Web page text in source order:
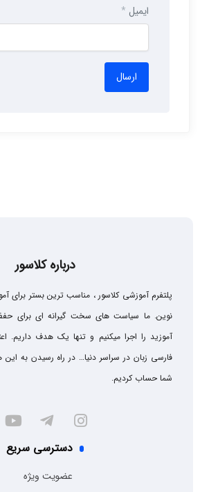
ایمیل *
درباره کلاسور
پلتفرم آموزشی کلاسور ، مناسب ترین بستر برای
نوین. ما سیاست های سخت گیرانه ای برای
آموزید را اجرا میکنیم و تنها یک هدف داریم.
فارسی زبان در سراسر دنیا… در راه رسیدن
شما حساب کردیم.
دسترسی سریع
عضویت ویژه